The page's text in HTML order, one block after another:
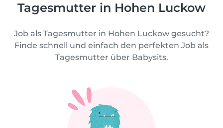
Tagesmutter in Hohen Luckow
Job als Tagesmutter in Hohen Luckow gesucht?
Finde schnell und einfach den perfekten Job als
Tagesmutter über Babysits.